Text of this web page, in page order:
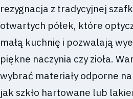
rezygnacja z tradycyjnej
otwartych półek, które
małą kuchnię i pozwalają
piękne naczynia czy zioła.
wybrać materiały odporne na
jak szkło hartowane lub